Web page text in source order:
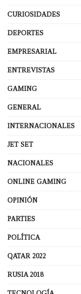
CURIOSIDADES
DEPORTES
EMPRESARIAL
ENTREVISTAS
GAMING
GENERAL
INTERNACIONALES
JET SET
NACIONALES
ONLINE GAMING
OPINIÓN
PARTIES
POLÍTICA
QATAR 2022
RUSIA 2018